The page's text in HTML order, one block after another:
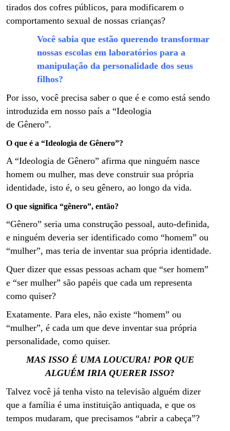
tirados dos cofres públicos, para modificarem o
comportamento sexual de nossas crianças?
Você sabia que estão querendo transformar
nossas escolas em laboratórios para a
manipulação da personalidade dos seus
filhos?
Por isso, você precisa saber o que é e como está sendo
introduzida em nosso país a “Ideologia
de Gênero”.
O que é a “Ideologia de Gênero”?
A “Ideologia de Gênero” afirma que ninguém nasce
homem ou mulher, mas deve construir sua própria
identidade, isto é, o seu gênero, ao longo da vida.
O que significa “gênero”, então?
“Gênero” seria uma construção pessoal, auto-definida,
e ninguém deveria ser identificado como “homem” ou
“mulher”, mas teria de inventar sua própria identidade.
Quer dizer que essas pessoas acham que “ser homem”
e “ser mulher” são papéis que cada um representa
como quiser?
Exatamente. Para eles, não existe “homem” ou
“mulher”, é cada um que deve inventar sua própria
personalidade, como quiser.
MAS ISSO É UMA LOUCURA! POR QUE
ALGUÉM IRIA QUERER ISSO?
Talvez você já tenha visto na televisão alguém dizer
que a família é uma instituição antiquada, e que os
tempos mudaram, que precisamos “abrir a cabeça”?